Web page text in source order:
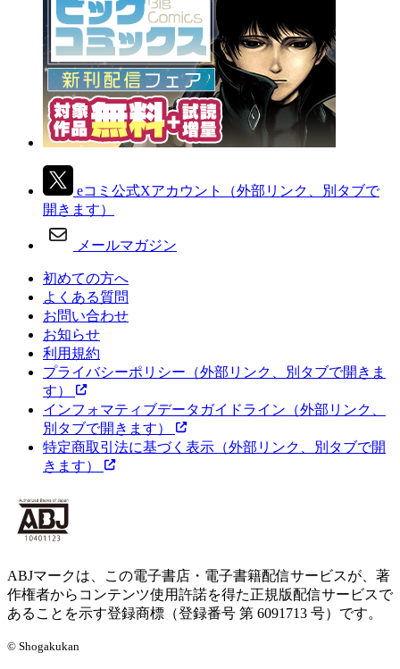
eコミ公式Xアカウント
（外部リンク、別タブで
開きます）
メールマガジン
初めての方へ
よくある質問
お問い合わせ
お知らせ
利用規約
プライバシーポリシー （外部リンク、別タブで開きま
す）
インフォマティブデータガイドライン （外部リンク、
別タブで開きます）
特定商取引法に基づく表示 （外部リンク、別タブで開
きます）
ABJマークは、この電子書店・電子書籍配信サービスが、著
作権者からコンテンツ使用許諾を得た正規版配信サービスで
あることを示す登録商標（登録番号 第 6091713 号）です。
© Shogakukan